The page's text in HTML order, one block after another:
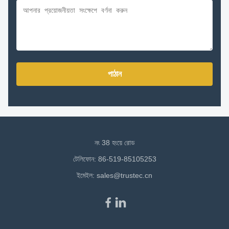
পাঠান
নং 38 হংয়ে রোড
টেলিফোন: 86-519-85105253
ইমেইল: sales@trustec.cn